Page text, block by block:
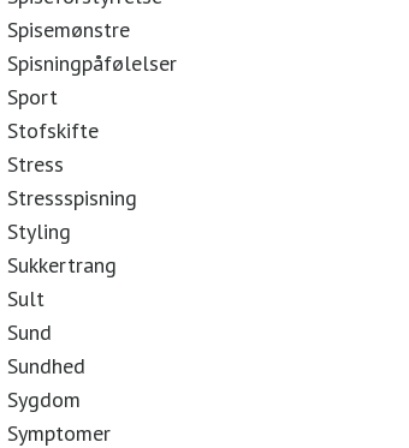
Spisemønstre
Spisningpåfølelser
Sport
Stofskifte
Stress
Stressspisning
Styling
Sukkertrang
Sult
Sund
Sundhed
Sygdom
Symptomer